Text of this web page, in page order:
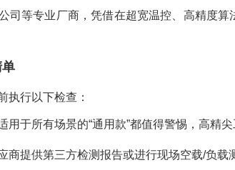
司等专业厂商，凭借在超宽温控、高精度算
执行以下检查：
用于所有场景的“通用款”都值得警惕，高精
商提供第三方检测报告或进行现场空载/负载